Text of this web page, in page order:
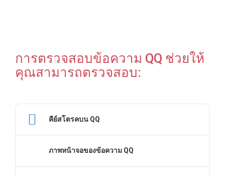
การตรวจสอบข้อความ QQ ช่วยให้
คุณสามารถตรวจสอบ:
คีย์สโตรคบน QQ
ภาพหน้าจอของข้อความ QQ